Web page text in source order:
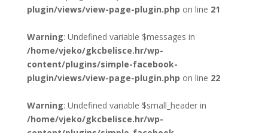
plugin/views/view-page-plugin.php on line 21
Warning: Undefined variable $messages in
/home/vjeko/gkcbelisce.hr/wp-
content/plugins/simple-facebook-
plugin/views/view-page-plugin.php on line 22
Warning: Undefined variable $small_header in
/home/vjeko/gkcbelisce.hr/wp-